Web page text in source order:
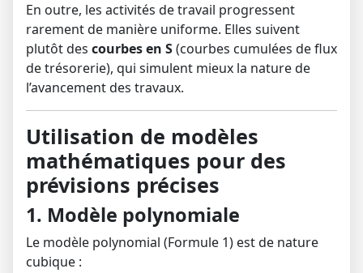
En outre, les activités de travail progressent
rarement de manière uniforme. Elles suivent
plutôt des courbes en S(courbes cumulées de flux
de trésorerie), qui simulent mieux la nature de
l’avancement des travaux.
Utilisation de modèles
mathématiques pour des
prévisions précises
1. Modèle polynomiale
Le modèle polynomial (Formule 1) est de nature
cubique :